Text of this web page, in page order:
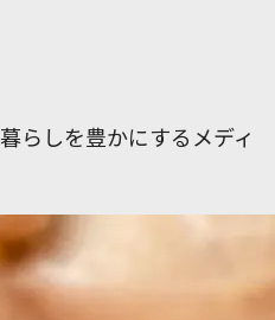
暮らしを豊かにするメディ